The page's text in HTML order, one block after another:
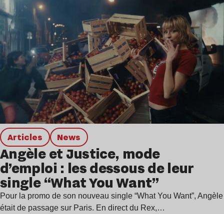
Articles news
Angèle et Justice, mode
d’emploi : les dessous de leur
single “What You Want”
Pour la promo de son nouveau single “What You Want”, Angèle
était de passage sur Paris. En direct du Rex,…